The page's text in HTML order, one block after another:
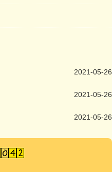
2021-05-26
2021-05-26
2021-05-26